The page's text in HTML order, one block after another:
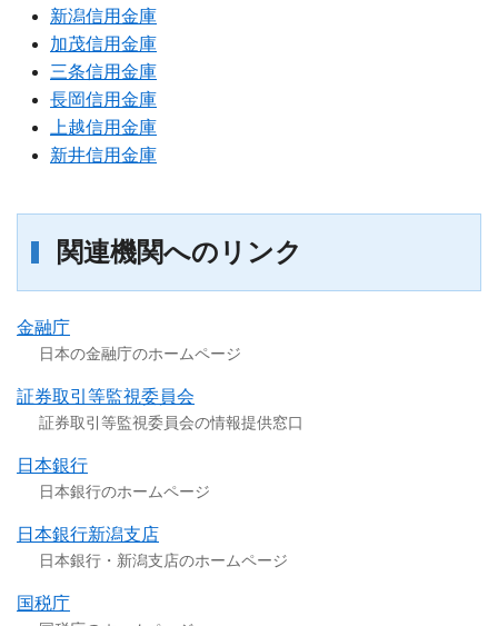
新潟信用金庫
加茂信用金庫
三条信用金庫
長岡信用金庫
上越信用金庫
新井信用金庫
関連機関へのリンク
金融庁
日本の金融庁のホームページ
証券取引等監視委員会
証券取引等監視委員会の情報提供窓口
日本銀行
日本銀行のホームページ
日本銀行新潟支店
日本銀行・新潟支店のホームページ
国税庁